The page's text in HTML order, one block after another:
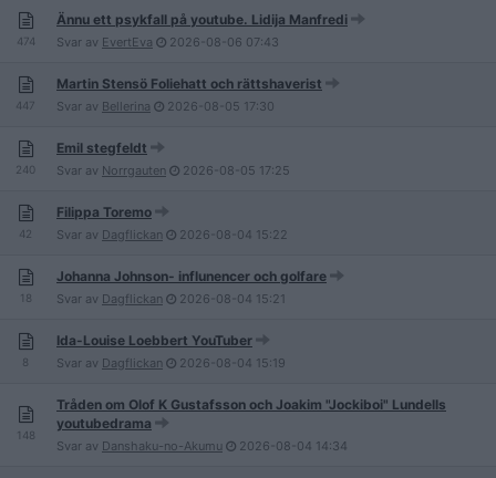
474
Ännu ett psykfall på youtube. Lidija Manfredi
Svar av EvertEva 2026-08-06 07:43
447
Martin Stensö Foliehatt och rättshaverist
Svar av Bellerina 2026-08-05 17:30
240
Emil stegfeldt
Svar av Norrgauten 2026-08-05 17:25
42
Filippa Toremo
Svar av Dagflickan 2026-08-04 15:22
18
Johanna Johnson- influnencer och golfare
Svar av Dagflickan 2026-08-04 15:21
8
Ida-Louise Loebbert YouTuber
Svar av Dagflickan 2026-08-04 15:19
148
Tråden om Olof K Gustafsson och Joakim "Jockiboi" Lundells
youtubedrama
Svar av Danshaku-no-Akumu 2026-08-04 14:34